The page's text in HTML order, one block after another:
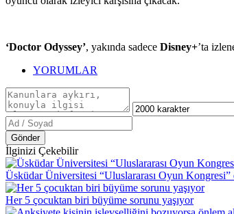
‘Doctor Odyssey’, yakında sadece Disney+’ta
YORUMLAR
Gönder
İlginizi Çekebilir
Üsküdar Üniversitesi “Uluslararası Oyun Kongresi”
Her 5 çocuktan biri büyüme sorunu yaşıyor